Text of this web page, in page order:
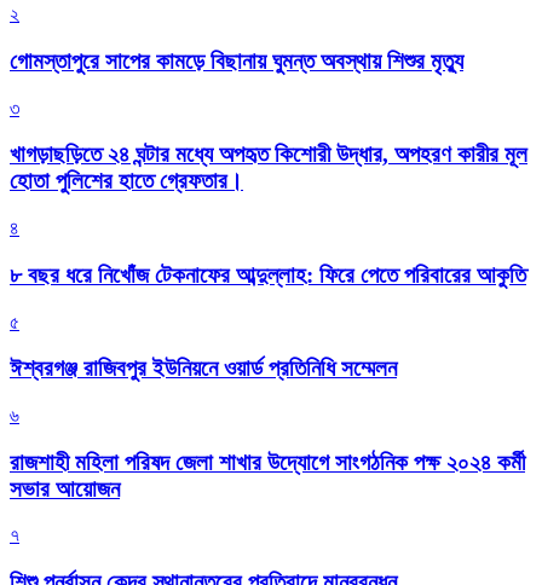
২
গোমস্তাপুরে সাপের কামড়ে বিছানায় ঘুমন্ত অবস্থায় শিশুর মৃত্যু
৩
খাগড়াছড়িতে ২৪ ঘন্টার মধ্যে অপহৃত কিশোরী উদ্ধার, অপহরণ কারীর মূল
হোতা পুলিশের হাতে গ্রেফতার।
৪
৮ বছর ধরে নিখোঁজ টেকনাফের আব্দুল্লাহ: ফিরে পেতে পরিবারের আকুতি
৫
ঈশ্বরগঞ্জ রাজিবপুর ইউনিয়নে ওয়ার্ড প্রতিনিধি সম্মেলন
৬
রাজশাহী মহিলা পরিষদ জেলা শাখার উদ্যোগে সাংগঠনিক পক্ষ ২০২৪ কর্মী
সভার আয়োজন
৭